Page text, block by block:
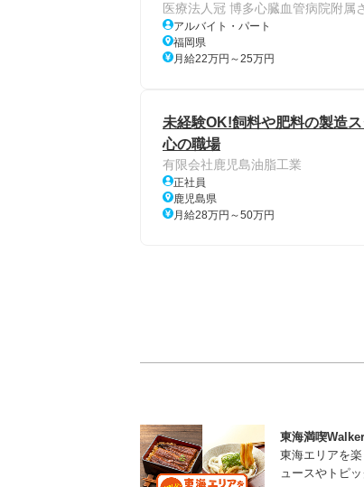
医療法人冠 博多心臓血管病院附属
アルバイト・パート
福岡県
月給22万円～25万円
未経験OK!飼料や肥料の製造
心の職場
有限会社鹿児島油脂工業
正社員
鹿児島県
月給28万円～50万円
東海満喫Walker
東海エリアを
ュースやトピ